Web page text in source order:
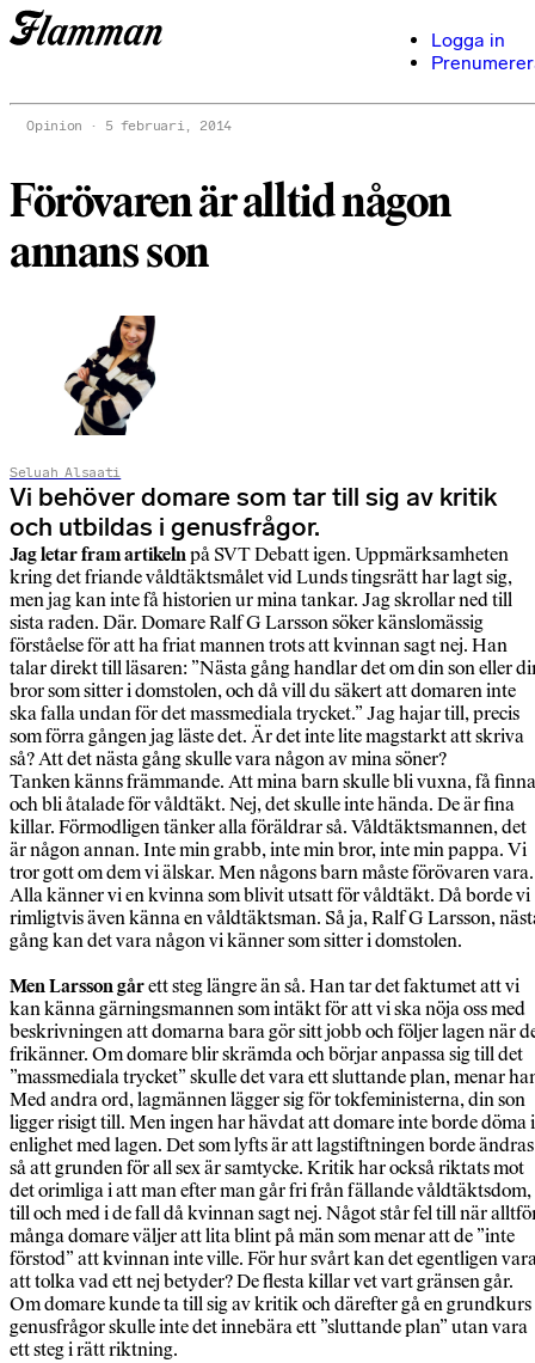
Logga in
Opinion 5 februari, 2014
Förövaren är alltid någon
annans son
Seluah Alsaati
Vi behöver domare som tar till sig av kritik
och utbildas i genusfrågor.
Jag letar fram artikelnpå SVT Debatt igen. Uppmärksamheten
kring det friande våldtäktsmålet vid Lunds tingsrätt har lagt sig,
men jag kan inte få historien ur mina tankar. Jag skrollar ned till
sista raden. Där. Domare Ralf G Larsson söker känslomässig
förståelse för att ha friat mannen trots att kvinnan sagt nej. Han
talar direkt till läsaren: ”Nästa gång handlar det om din son eller
bror som sitter i domstolen, och då vill du säkert att domaren inte
ska falla undan för det massmediala trycket.” Jag hajar till, precis
som förra gången jag läste det. Är det inte lite magstarkt att skriva
så? Att det nästa gång skulle vara någon av mina söner?
Tanken känns främmande. Att mina barn skulle bli vuxna, få
och bli åtalade för våldtäkt. Nej, det skulle inte hända. De är fina
killar. Förmodligen tänker alla föräldrar så. Våldtäktsmannen, det
är någon annan. Inte min grabb, inte min bror, inte min pappa. Vi
tror gott om dem vi älskar. Men någons barn måste förövaren vara.
Alla känner vi en kvinna som blivit utsatt för våldtäkt. Då borde vi
rimligtvis även känna en våldtäktsman. Så ja, Ralf G Larsson,
gång kan det vara någon vi känner som sitter i domstolen.
Men Larsson gårett steg längre än så. Han tar det faktumet att vi
kan känna gärningsmannen som intäkt för att vi ska nöja oss med
beskrivningen att domarna bara gör sitt jobb och följer lagen när
frikänner. Om domare blir skrämda och börjar anpassa sig till det
”massmediala trycket” skulle det vara ett sluttande plan, menar
Med andra ord, lagmännen lägger sig för tokfeministerna, din son
ligger risigt till. Men ingen har hävdat att domare inte borde döma i
enlighet med lagen. Det som lyfts är att lagstiftningen borde ändras
så att grunden för all sex är samtycke. Kritik har också riktats mot
det orimliga i att man efter man går fri från fällande våldtäktsdom,
till och med i de fall då kvinnan sagt nej. Något står fel till när
många domare väljer att lita blint på män som menar att de ”inte
förstod” att kvinnan inte ville. För hur svårt kan det egentligen
att tolka vad ett nej betyder? De flesta killar vet vart gränsen går.
Om domare kunde ta till sig av kritik och därefter gå en grundkurs
genusfrågor skulle inte det innebära ett ”sluttande plan” utan vara
ett steg i rätt riktning.